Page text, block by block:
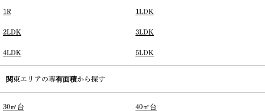
1R 1LDK
2LDK 3LDK
4LDK 5LDK
関東エリアの専有面積から探す
30㎡台 40㎡台